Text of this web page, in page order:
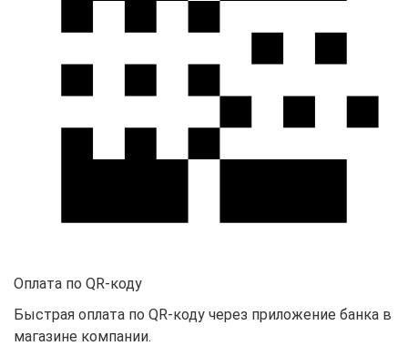
Оплата по QR-коду
Быстрая оплата по QR-коду через приложение банка в
магазине компании.